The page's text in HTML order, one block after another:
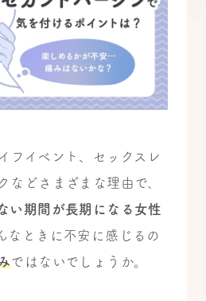
フイベント、セックスレ
などさまざまな理由で、
い期間が長期になる女性
なときに不安に感じるの
ではないでしょうか。